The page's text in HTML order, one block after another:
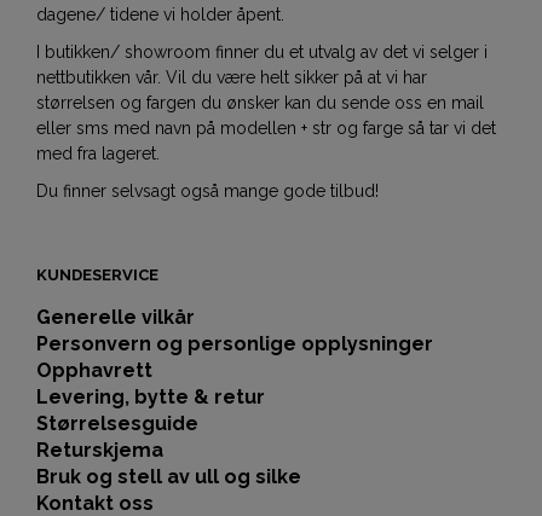
dagene/ tidene vi holder åpent.
I butikken/ showroom finner du et utvalg av det vi selger i
nettbutikken vår. Vil du være helt sikker på at vi har
størrelsen og fargen du ønsker kan du sende oss en mail
eller sms med navn på modellen + str og farge så tar vi det
med fra lageret.
Du finner selvsagt også mange gode tilbud!
KUNDESERVICE
Generelle vilkår
Personvern og personlige opplysninger
Opphavrett
Levering, bytte & retur
Størrelsesguide
Returskjema
Bruk og stell av ull og silke
Kontakt oss